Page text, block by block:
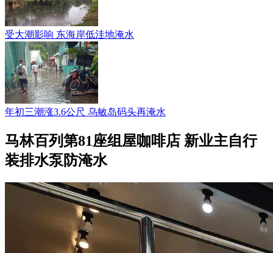
受大潮影响 东海岸低洼地淹水
年初三潮涨3.6公尺 乌敏岛码头再淹水
马林百列第81座组屋咖啡店 新业主自行
装排水泵防淹水